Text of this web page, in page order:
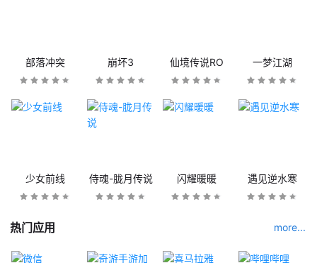
部落冲突 崩坏3 仙境传说RO 一梦江湖
少女前线 侍魂-胧月传说 闪耀暖暖 遇见逆水寒
热门应用 more...